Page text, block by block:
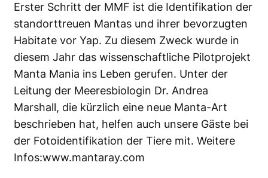
Erster Schritt der MMF ist die Identifikation der
standorttreuen Mantas und ihrer bevorzugten
Habitate vor Yap. Zu diesem Zweck wurde in
diesem Jahr das wissenschaftliche Pilotprojekt
Manta Mania ins Leben gerufen. Unter der
Leitung der Meeresbiologin Dr. Andrea
Marshall, die kürzlich eine neue Manta-Art
beschrieben hat, helfen auch unsere Gäste bei
der Fotoidentifikation der Tiere mit. Weitere
Infos:www.mantaray.com